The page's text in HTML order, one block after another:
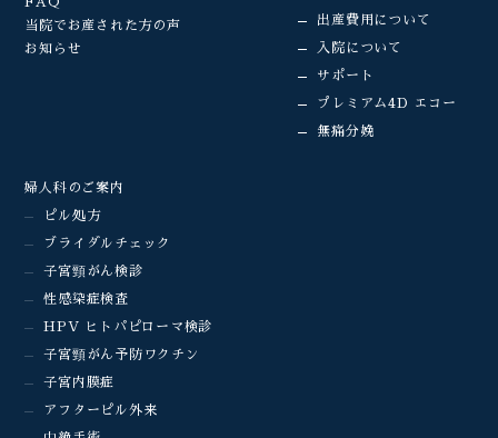
当院でお産された方の声
お知らせ
出産費用について
入院について
サポート
プレミアム4D エコー
無痛分娩
婦人科のご案内
ピル処方
ブライダルチェック
子宮頸がん検診
性感染症検査
HPV ヒトパピローマ検診
子宮頸がん予防ワクチン
子宮内膜症
アフターピル外来